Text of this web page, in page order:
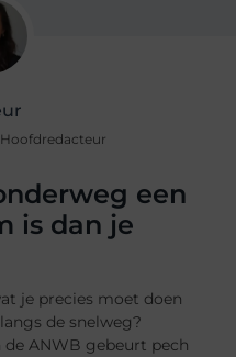
een
is dan je
je precies moet doen
de snelweg?
de ANWB gebeurt pech